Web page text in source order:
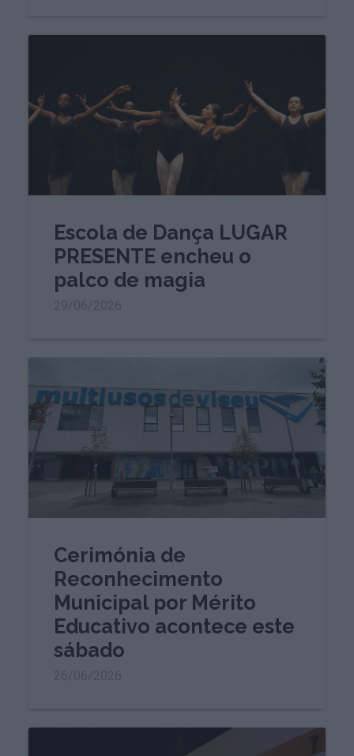
Escola de Dança LUGAR
PRESENTE encheu o
palco de magia
Cerimónia de
Reconhecimento
Municipal por Mérito
Educativo acontece este
sábado